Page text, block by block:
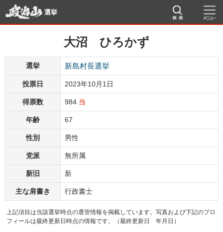
選挙
大沼 ひろかず
選挙 新島村長選挙
投票日 2023年10月1日
得票数 984 当
年齢 67
性別 男性
党派 無所属
新旧 新
主な肩書き 行政書士
上記項目は当該選挙時点の選管情報を掲載しています。写真および下記のプロ
フィールは最終更新日時点の情報です。（最終更新日 年月日）